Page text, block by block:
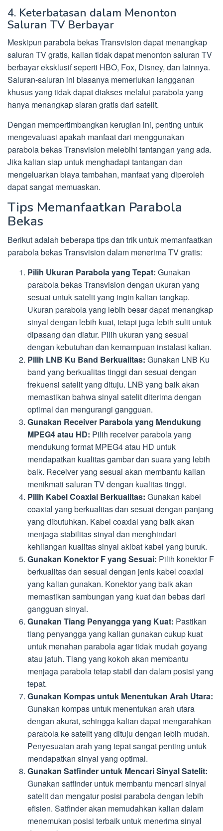
4. Keterbatasan dalam Menonton
Saluran TV Berbayar
Meskipun parabola bekas Transvision dapat menangkap
saluran TV gratis, kalian tidak dapat menonton saluran TV
berbayar eksklusif seperti HBO, Fox, Disney, dan lainnya.
Saluran-saluran ini biasanya memerlukan langganan
khusus yang tidak dapat diakses melalui parabola yang
hanya menangkap siaran gratis dari satelit.
Dengan mempertimbangkan kerugian ini, penting untuk
mengevaluasi apakah manfaat dari menggunakan
parabola bekas Transvision melebihi tantangan yang ada.
Jika kalian siap untuk menghadapi tantangan dan
mengeluarkan biaya tambahan, manfaat yang diperoleh
dapat sangat memuaskan.
Tips Memanfaatkan Parabola
Bekas
Berikut adalah beberapa tips dan trik untuk memanfaatkan
parabola bekas Transvision dalam menerima TV gratis:
Pilih Ukuran Parabola yang Tepat: Gunakan
parabola bekas Transvision dengan ukuran yang
sesuai untuk satelit yang ingin kalian tangkap.
Ukuran parabola yang lebih besar dapat menangkap
sinyal dengan lebih kuat, tetapi juga lebih sulit untuk
dipasang dan diatur. Pilih ukuran yang sesuai
dengan kebutuhan dan kemampuan instalasi kalian.
Pilih LNB Ku Band Berkualitas: Gunakan LNB Ku
band yang berkualitas tinggi dan sesuai dengan
frekuensi satelit yang dituju. LNB yang baik akan
memastikan bahwa sinyal satelit diterima dengan
optimal dan mengurangi gangguan.
Gunakan Receiver Parabola yang Mendukung
MPEG4 atau HD: Pilih receiver parabola yang
mendukung format MPEG4 atau HD untuk
mendapatkan kualitas gambar dan suara yang lebih
baik. Receiver yang sesuai akan membantu kalian
menikmati saluran TV dengan kualitas tinggi.
Pilih Kabel Coaxial Berkualitas: Gunakan kabel
coaxial yang berkualitas dan sesuai dengan panjang
yang dibutuhkan. Kabel coaxial yang baik akan
menjaga stabilitas sinyal dan menghindari
kehilangan kualitas sinyal akibat kabel yang buruk.
Gunakan Konektor F yang Sesuai: Pilih konektor F
berkualitas dan sesuai dengan jenis kabel coaxial
yang kalian gunakan. Konektor yang baik akan
memastikan sambungan yang kuat dan bebas dari
gangguan sinyal.
Gunakan Tiang Penyangga yang Kuat: Pastikan
tiang penyangga yang kalian gunakan cukup kuat
untuk menahan parabola agar tidak mudah goyang
atau jatuh. Tiang yang kokoh akan membantu
menjaga parabola tetap stabil dan dalam posisi yang
tepat.
Gunakan Kompas untuk Menentukan Arah Utara:
Gunakan kompas untuk menentukan arah utara
dengan akurat, sehingga kalian dapat mengarahkan
parabola ke satelit yang dituju dengan lebih mudah.
Penyesuaian arah yang tepat sangat penting untuk
mendapatkan sinyal yang optimal.
Gunakan Satfinder untuk Mencari Sinyal Satelit:
Gunakan satfinder untuk membantu mencari sinyal
satelit dan mengatur posisi parabola dengan lebih
efisien. Satfinder akan memudahkan kalian dalam
menemukan posisi terbaik untuk menerima sinyal